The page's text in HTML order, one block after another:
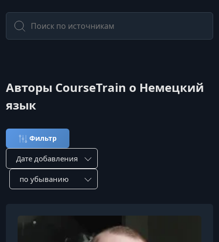
Авторы CourseTrain о Немецкий
язык
Фильтр
Сортировка по:
Сотировать по: